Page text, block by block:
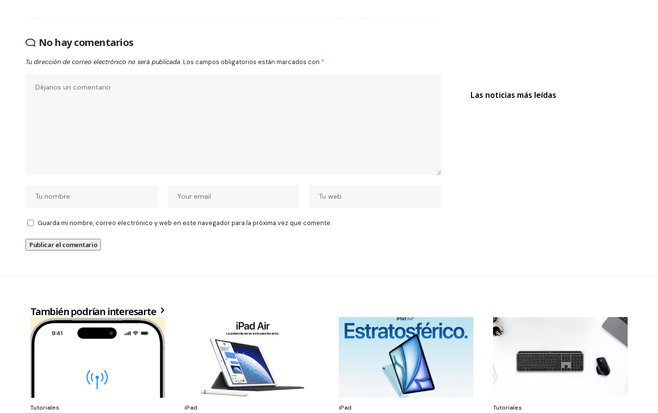
No hay comentarios
Tu dirección de correo electrónico no será publicada. Los campos obligatorios están marcados con *
Guarda mi nombre, correo electrónico y web en este navegador para la próxima vez que comente.
Las noticias más leídas
También podrían interesarte
Tutoriales iPad iPad Tutoriales